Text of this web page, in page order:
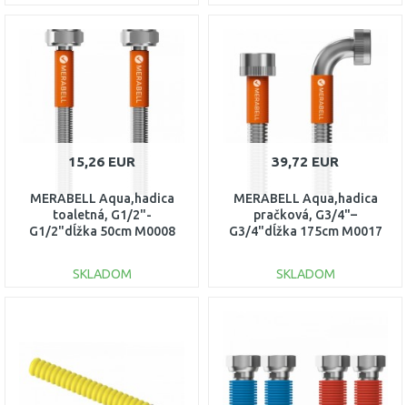
DO KOŠÍKA
Porovnať
15,26 EUR
MERABELL Aqua,hadica
toaletná, G1/2"-
G1/2"dĺžka 50cm M0008
SKLADOM
39,72 EUR
MERABELL Aqua,hadica
pračková, G3/4"–
G3/4"dĺžka 175cm M0017
SKLADOM